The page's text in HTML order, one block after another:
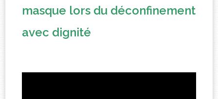
masque lors du déconfinement
avec dignité